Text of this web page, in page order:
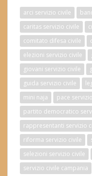
arci servizio civile
caritas servizio civile
comitato difesa civile
elezioni servizio civile
giovani servizio civile
guida servizio civile
mini naja
pace
partito democratico
rappresentanti servizio
riforma servizio civile
selezioni servizio civile
servizio civile campania